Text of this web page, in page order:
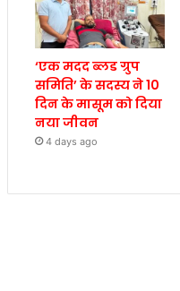
‘एक मदद ब्लड ग्रुप
समिति’ के सदस्य ने 10
दिन के मासूम को दिया
नया जीवन
4 days ago